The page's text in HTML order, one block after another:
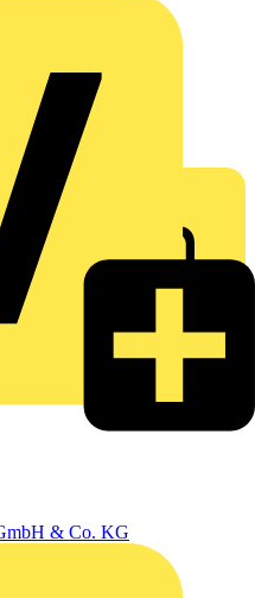
& Co. KG
Zugang zu Branchennews,
Tools – alles auf einer